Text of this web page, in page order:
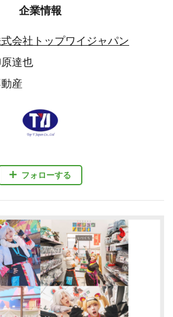
企業情報
フォローする
会社トップワイジャパン
達也
産